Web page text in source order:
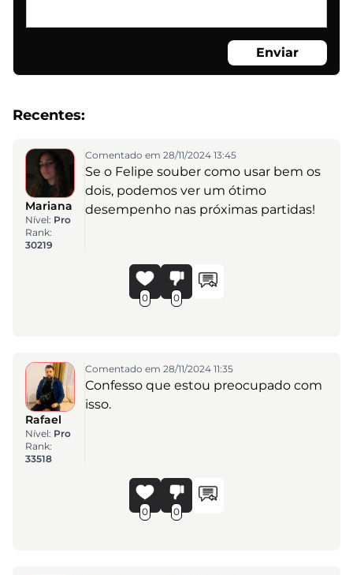
Enviar
Recentes:
Mariana
Nível: Pro
Rank:
30219
Comentado em 28/11/2024 13:45
Se o Felipe souber como usar bem os
dois, podemos ver um ótimo
desempenho nas próximas partidas!
0 0
Rafael
Nível: Pro
Rank:
33518
Comentado em 28/11/2024 11:35
Confesso que estou preocupado com
isso.
0 0